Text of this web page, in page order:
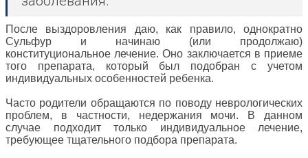
После выздоровления даю, как правило, однократно
Сульфур и начинаю (или продолжаю)
конституциональное лечение. Оно заключается в приеме
того препарата, который был подобран с учетом
индивидуальных особенностей ребенка.
Часто родители обращаются по поводу неврологических
проблем, в частности, недержания мочи. В данном
случае подходит только индивидуальное лечение,
требующее тщательного подбора препарата.